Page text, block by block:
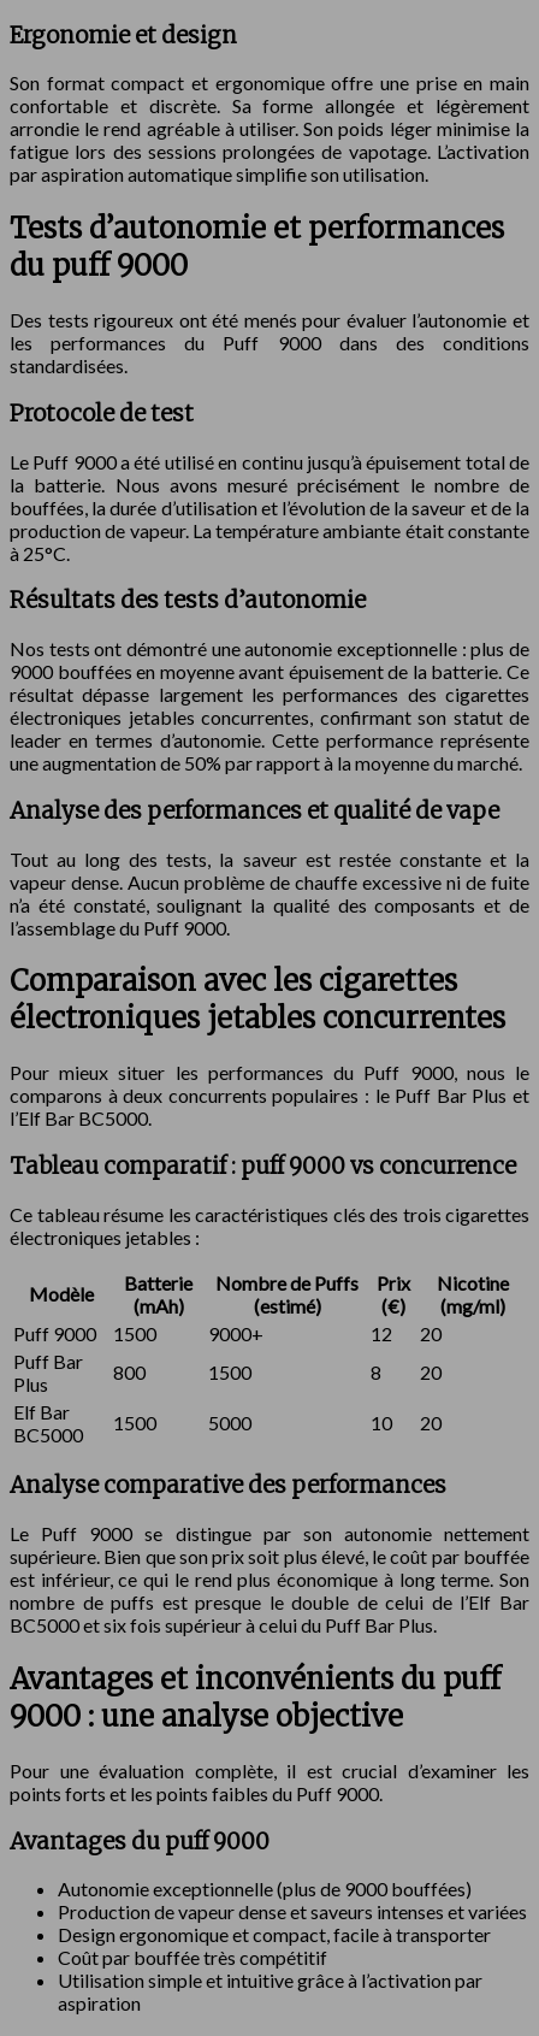
Ergonomie et design
Son format compact et ergonomique offre une prise en main
confortable et discrète. Sa forme allongée et légèrement
arrondie le rend agréable à utiliser. Son poids léger minimise la
fatigue lors des sessions prolongées de vapotage. L’activation
par aspiration automatique simplifie son utilisation.
Tests d’autonomie et performances
du puff 9000
Des tests rigoureux ont été menés pour évaluer l’autonomie et
les performances du Puff 9000 dans des conditions
standardisées.
Protocole de test
Le Puff 9000 a été utilisé en continu jusqu’à épuisement total de
la batterie. Nous avons mesuré précisément le nombre de
bouffées, la durée d’utilisation et l’évolution de la saveur et de la
production de vapeur. La température ambiante était constante
à 25°C.
Résultats des tests d’autonomie
Nos tests ont démontré une autonomie exceptionnelle : plus de
9000 bouffées en moyenne avant épuisement de la batterie. Ce
résultat dépasse largement les performances des cigarettes
électroniques jetables concurrentes, confirmant son statut de
leader en termes d’autonomie. Cette performance représente
une augmentation de 50% par rapport à la moyenne du marché.
Analyse des performances et qualité de vape
Tout au long des tests, la saveur est restée constante et la
vapeur dense. Aucun problème de chauffe excessive ni de fuite
n’a été constaté, soulignant la qualité des composants et de
l’assemblage du Puff 9000.
Comparaison avec les cigarettes
électroniques jetables concurrentes
Pour mieux situer les performances du Puff 9000, nous le
comparons à deux concurrents populaires : le Puff Bar Plus et
l’Elf Bar BC5000.
Tableau comparatif : puff 9000 vs concurrence
Ce tableau résume les caractéristiques clés des trois cigarettes
électroniques jetables :
Modèle
Batterie
(mAh)
Nombre de Puffs
(estimé)
Prix
(€)
Nicotine
(mg/ml)
Puff 9000
1500 9000+ 12
20
Puff Bar
Plus
800 1500 8
20
Elf Bar
BC5000
1500 5000 10 20
Analyse comparative des performances
Le Puff 9000 se distingue par son autonomie nettement
supérieure. Bien que son prix soit plus élevé, le coût par bouffée
est inférieur, ce qui le rend plus économique à long terme. Son
nombre de puffs est presque le double de celui de l’Elf Bar
BC5000 et six fois supérieur à celui du Puff Bar Plus.
Avantages et inconvénients du puff
9000 : une analyse objective
Pour une évaluation complète, il est crucial d’examiner les
points forts et les points faibles du Puff 9000.
Avantages du puff 9000
Autonomie exceptionnelle (plus de 9000 bouffées)
Production de vapeur dense et saveurs intenses et variées
Design ergonomique et compact, facile à transporter
Coût par bouffée très compétitif
Utilisation simple et intuitive grâce à l’activation par
aspiration